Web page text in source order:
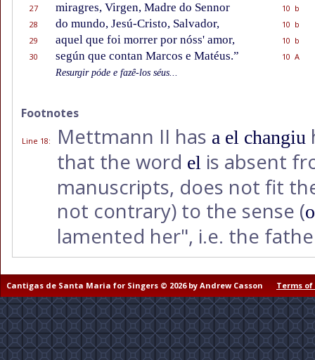
27 miragres, Virgen, Madre do Sennor
10 b
28
do mundo, Jesú-Cristo, Salvador,
10 b
29
aquel que foi morrer por nóss' amor,
10 b
30
según que contan Marcos e Matéus.”
10 A
Resurgir póde e fazê-los séus...
Footnotes
Line 18: Mettmann II has a el changiu
that the word el is absent
manuscripts, does not fit
not contrary) to the sense (
lamented her", i.e. the
Cantigas de Santa Maria for Singers © 2026 by Andrew Casson Terms of